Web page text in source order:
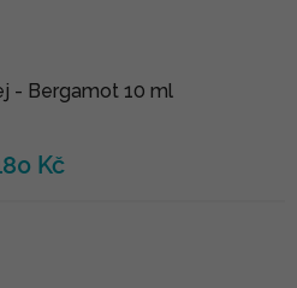
- Bergamot 10 ml
Kč